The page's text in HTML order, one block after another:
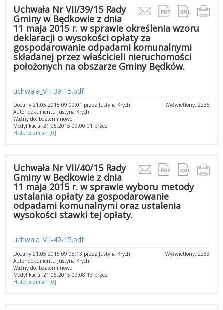
Uchwała Nr VII/39/15 Rady
Gminy w Będkowie z dnia
11 maja 2015 r. w sprawie określenia wzoru
deklaracji o wysokości opłaty za
gospodarowanie odpadami komunalnymi
składanej przez właścicieli nieruchomości
położonych na obszarze Gminy Będków.
uchwala_VII-39-15.pdf
Wyświetlony: 2235
Dodany 21.05.2015 09:00:01 przez Justyna Krych
Autor dokumentu Justyna Krych
Ważny do: bezterminowo
Modyfikacja: 21.05.2015 09:00:01 przez
Historia zmian [0]
Uchwała Nr VII/40/15 Rady
Gminy w Będkowie z dnia
11 maja 2015 r. w sprawie wyboru metody
ustalania opłaty za gospodarowanie
odpadami komunalnymi oraz ustalenia
wysokości stawki tej opłaty.
uchwala_VII-40-15.pdf
Wyświetlony: 2289
Dodany 21.05.2015 09:08:13 przez Justyna Krych
Autor dokumentu Justyna Krych
Ważny do: bezterminowo
Modyfikacja: 21.05.2015 09:08:13 przez
Historia zmian [0]